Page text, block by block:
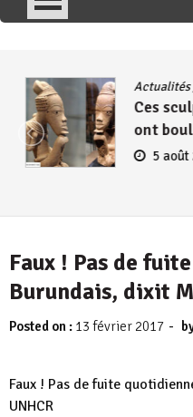
Actualités/
Ces
ont
5 août
Faux ! Pas de
Burundais, dixit
Posted on : 13 février 2017 -
Faux ! Pas de fuite
UNHCR